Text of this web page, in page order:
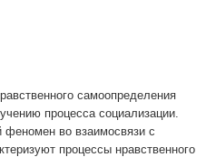
самоопределения
процесса социализации.
феномен во взаимосвязи с
процессы нравственного